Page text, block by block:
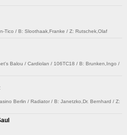
Tico / B: Sloothaak,Franke / Z: Rutschek,Olaf
Balou / Cardiolan / 106TC18 / B: Brunken,Ingo /
Berlin / Radiator / B: Janetzko,Dr. Bernhard / Z: